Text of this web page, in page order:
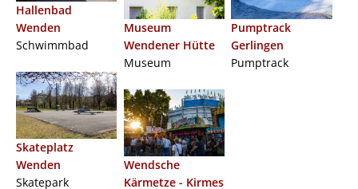
Hallenbad
Wenden
Schwimmbad
Skateplatz
Wenden
Skatepark
Museum
Wendener Hütte
Museum
Wendsche
Kärmetze - Kirmes
Pumptrack
Gerlingen
Pumptrack